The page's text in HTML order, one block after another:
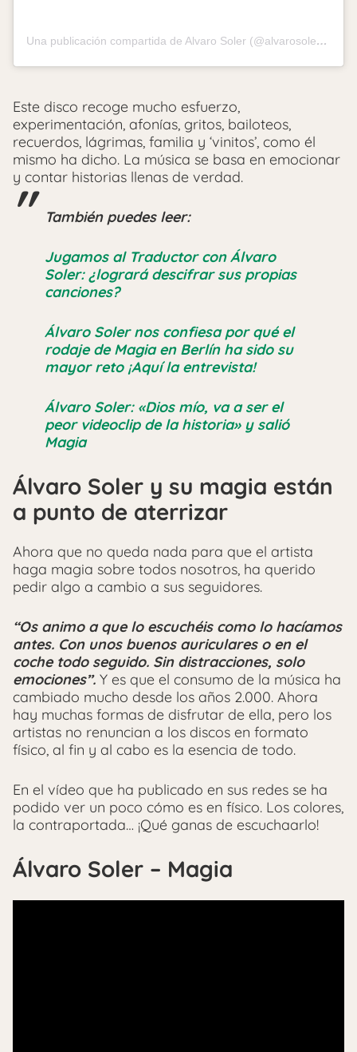
Una publicación compartida de Alvaro Soler (@alvarosolermusic)
Este disco recoge mucho esfuerzo,
experimentación, afonías, gritos, bailoteos,
recuerdos, lágrimas, familia y ‘vinitos’, como él
mismo ha dicho. La música se basa en emocionar
y contar historias llenas de verdad.
También puedes leer:
Jugamos al Traductor con Álvaro
Soler: ¿logrará descifrar sus propias
canciones?
Álvaro Soler nos confiesa por qué el
rodaje de Magia en Berlín ha sido su
mayor reto ¡Aquí la entrevista!
Álvaro Soler: «Dios mío, va a ser el
peor videoclip de la historia» y salió
Magia
Álvaro Soler y su magia están
a punto de aterrizar
Ahora que no queda nada para que el artista
haga magia sobre todos nosotros, ha querido
pedir algo a cambio a sus seguidores.
“Os animo a que lo escuchéis como lo hacíamos
antes. Con unos buenos auriculares o en el
coche todo seguido. Sin distracciones, solo
emociones”. Y es que el consumo de la música ha
cambiado mucho desde los años 2.000. Ahora
hay muchas formas de disfrutar de ella, pero los
artistas no renuncian a los discos en formato
físico, al fin y al cabo es la esencia de todo.
En el vídeo que ha publicado en sus redes se ha
podido ver un poco cómo es en físico. Los colores,
la contraportada… ¡Qué ganas de escuchaarlo!
Álvaro Soler – Magia